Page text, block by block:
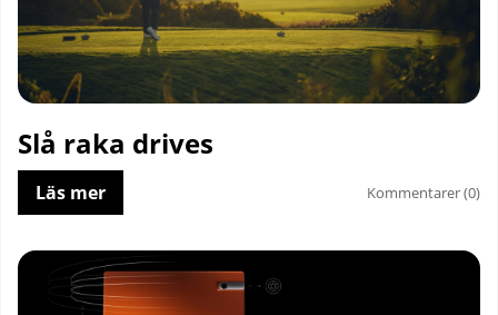
Slå raka drives
Läs mer Kommentarer (0)